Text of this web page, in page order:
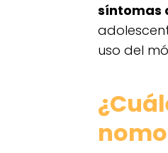
síntomas
uso del